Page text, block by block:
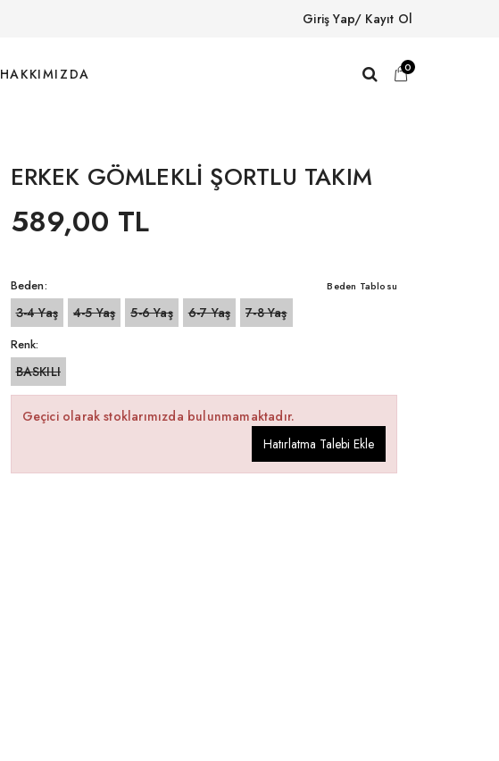
Giriş Yap/ Kayıt Ol
HAKKIMIZDA 0
ERKEK GÖMLEKLİ ŞORTLU TAKIM
589,00 TL
Beden: Beden Tablosu
3-4 Yaş 4-5 Yaş 5-6 Yaş 6-7 Yaş 7-8 Yaş
Renk:
BASKILI
Geçici olarak stoklarımızda bulunmamaktadır.
Hatırlatma Talebi Ekle